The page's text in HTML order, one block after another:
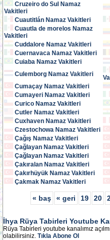
Cruzeiro do Sul Namaz
Vakitleri
Cuautitlán Namaz Vakitleri
Cuautla de morelos Namaz
Vakitleri
Cuddalore Namaz Vakitleri
Cuernavaca Namaz Vakitleri
Cuiaba Namaz Vakitleri
Culemborg Namaz Vakitleri
Cumaçay Namaz Vakitleri
Cumayeri Namaz Vakitleri
Curico Namaz Vakitleri
Cutler Namaz Vakitleri
Cuxhaven Namaz Vakitleri
Czestochowa Namaz Vakitleri
Çağış Namaz Vakitleri
Çağlayan Namaz Vakitleri
Çağlayan Namaz Vakitleri
Çakıralan Namaz Vakitleri
Çakırhüyük Namaz Vakitleri
Çakmak Namaz Vakitleri
« baş « geri 19 20
İhya Rüya Tabirleri Youtube
Rüya Tabirleri youtube kanalımız
olabilirsiniz. Tıkla Abone Ol